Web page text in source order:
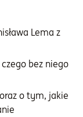
Lema z
bez niego
o tym, jakie